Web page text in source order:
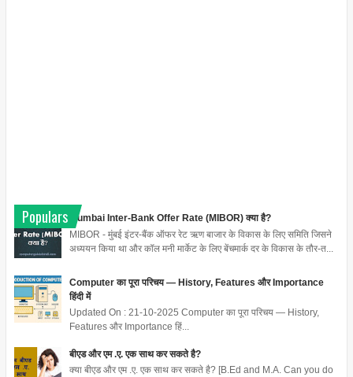
Populars
Mumbai Inter-Bank Offer Rate (MIBOR) क्या है?
MIBOR - मुंबई इंटर-बैंक ऑफर रेट ऋण बाजार के विकास के लिए समिति जिसने
अध्ययन किया था और कॉल मनी मार्केट के लिए बेंचमार्क दर के विकास के तौर-त...
Computer का पूरा परिचय — History, Features और Importance
हिंदी में
Updated On : 21-10-2025 Computer का पूरा परिचय — History,
Features और Importance हिं...
बीएड और एम .ए. एक साथ कर सकते है?
क्या बीएड और एम .ए. एक साथ कर सकते है? [B.Ed and M.A. Can you do